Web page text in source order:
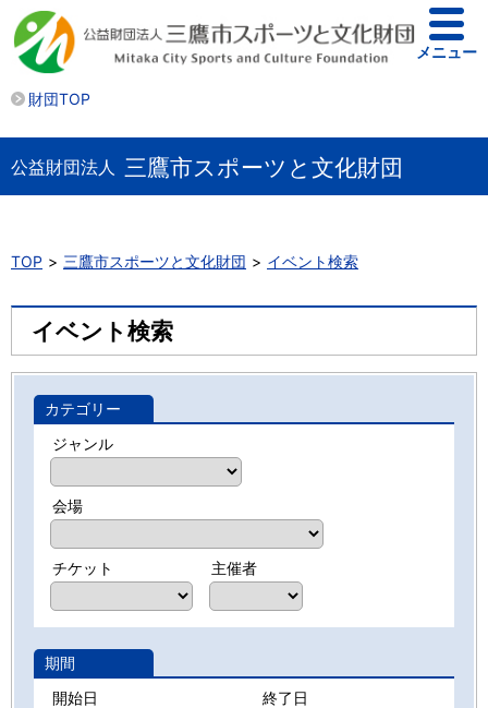
財団TOP
メニュー
公益財団法人 三鷹市スポーツと文化財団
TOP 三鷹市スポーツと文化財団 イベント検索
イベント検索
カテゴリー
ジャンル
会場
チケット 主催者
期間
開始日
終了日